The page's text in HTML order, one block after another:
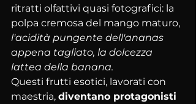
ritratti olfattivi quasi fotografici: la
polpa cremosa del mango maturo,
l'acidità pungente dell'ananas
appena tagliato, la dolcezza
lattea della banana.
Questi frutti esotici, lavorati con
maestria, diventano protagonisti